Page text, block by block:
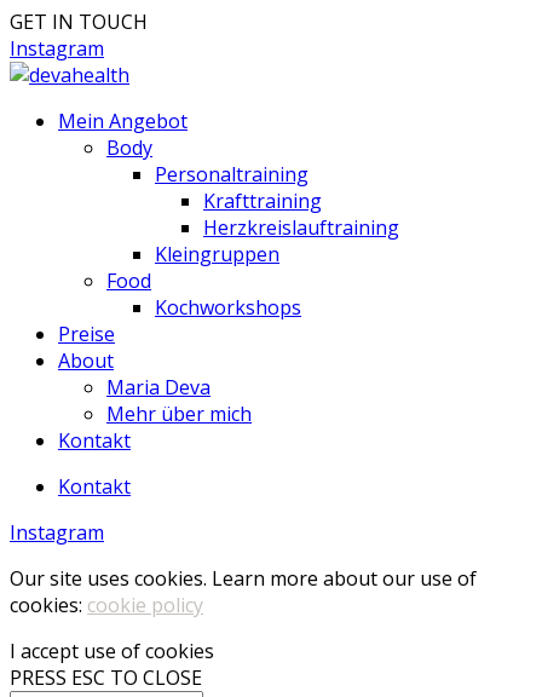
GET IN TOUCH
Instagram
Mein Angebot
Body
Personaltraining
Krafttraining
Herzkreislauftraining
Kleingruppen
Food
Kochworkshops
Preise
About
Maria Deva
Mehr über mich
Kontakt
Kontakt
Instagram
Our site uses cookies. Learn more about our use of
cookies: cookie policy
I accept use of cookies
PRESS ESC TO CLOSE